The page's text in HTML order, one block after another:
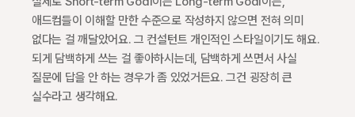
애드컴들이 이해할 만한 수준으로 작성하지 않으면 전혀 의미
없다는 걸 깨달았어요. 그 컨설턴트 개인적인 스타일이기도 해요.
되게 담백하게 쓰는 걸 좋아하시는데, 담백하게 쓰면서 사실
질문에 답을 안 하는 경우가 좀 있었거든요. 그건 굉장히 큰
실수라고 생각해요.